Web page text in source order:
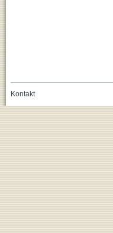
Kontakt